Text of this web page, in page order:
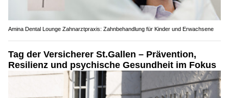
Amina Dental Lounge Zahnarztpraxis: Zahnbehandlung für Kinder und Erwachsene
Tag der Versicherer St.Gallen – Prävention,
Resilienz und psychische Gesundheit im Fokus